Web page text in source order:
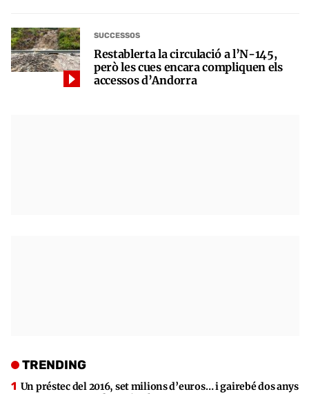
SUCCESSOS
Restablerta la circulació a l’N-145,
però les cues encara compliquen els
accessos d’Andorra
TRENDING
Un préstec del 2016, set milions d’euros… i gairebé dos anys